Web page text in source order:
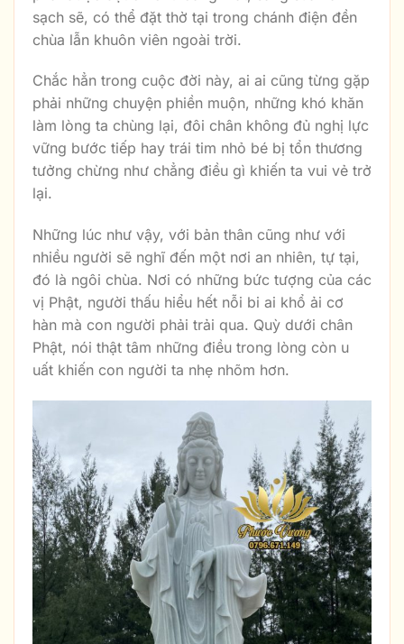
sạch sẽ, có thể đặt thờ tại trong chánh điện đền
chùa lẫn khuôn viên ngoài trời.
Chắc hẳn trong cuộc đời này, ai ai cũng từng gặp
phải những chuyện phiền muộn, những khó khăn
làm lòng ta chùng lại, đôi chân không đủ nghị lực
vững bước tiếp hay trái tim nhỏ bé bị tổn thương
tưởng chừng như chẳng điều gì khiến ta vui vẻ trở
lại.
Những lúc như vậy, với bản thân cũng như với
nhiều người sẽ nghĩ đến một nơi an nhiên, tự tại,
đó là ngôi chùa. Nơi có những bức tượng của các
vị Phật, người thấu hiểu hết nỗi bi ai khổ ải cơ
hàn mà con người phải trải qua. Quỳ dưới chân
Phật, nói thật tâm những điều trong lòng còn u
uất khiến con người ta nhẹ nhõm hơn.